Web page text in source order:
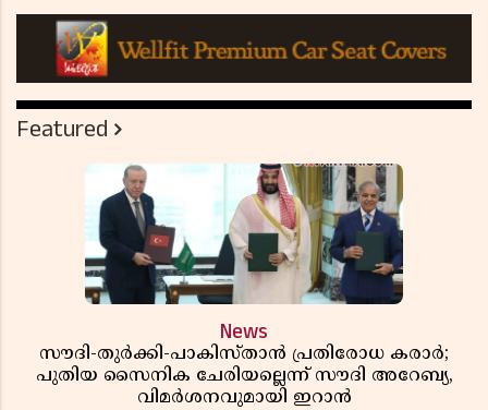
Featured
News
സൗദി-തുർക്കി-പാകിസ്താൻ പ്രതിരോധ കരാർ;
പുതിയ സൈനിക ചേരിയല്ലെന്ന് സൗദി അറേബ്യ,
വിമർശനവുമായി ഇറാൻ